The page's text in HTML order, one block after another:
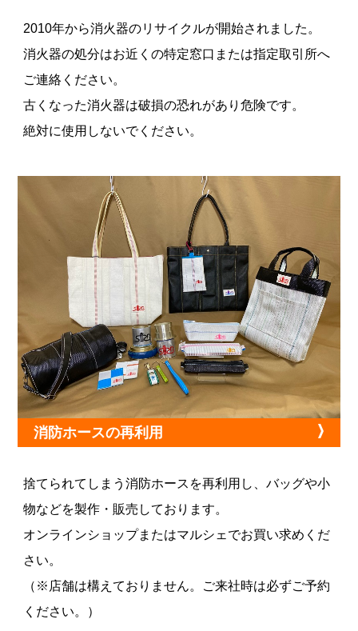
2010年から消火器のリサイクルが開始されました。
消火器の処分はお近くの特定窓口または指定取引所へ
ご連絡ください。
古くなった消火器は破損の恐れがあり危険です。
絶対に使用しないでください。
消防ホースの再利用
捨てられてしまう消防ホースを再利用し、バッグや小
物などを製作・販売しております。
オンラインショップまたはマルシェでお買い求めくだ
さい。
（※店舗は構えておりません。ご来社時は必ずご予約
ください。）